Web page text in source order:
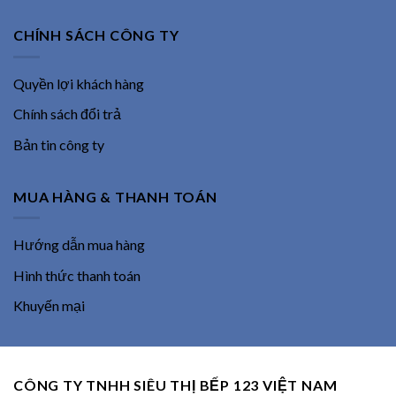
CHÍNH SÁCH CÔNG TY
Quyền lợi khách hàng
Chính sách đổi trả
Bản tin công ty
MUA HÀNG & THANH TOÁN
Hướng dẫn mua hàng
Hình thức thanh toán
Khuyến mại
CÔNG TY TNHH SIÊU THỊ BẾP 123 VIỆT NAM